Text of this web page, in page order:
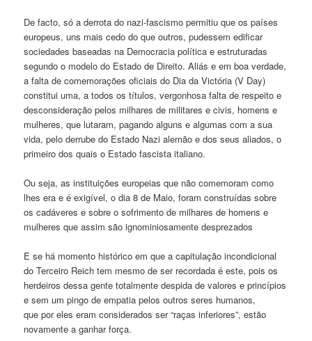
De facto, só a derrota do nazi-fascismo permitiu que os países
europeus, uns mais cedo do que outros, pudessem edificar
sociedades baseadas na Democracia política e estruturadas
segundo o modelo do Estado de Direito. Aliás e em boa verdade,
a falta de comemorações oficiais do Dia da Victória (V Day)
constitui uma, a todos os títulos, vergonhosa falta de respeito e
desconsideração pelos milhares de militares e civis, homens e
mulheres, que lutaram, pagando alguns e algumas com a sua
vida, pelo derrube do Estado Nazi alemão e dos seus aliados, o
primeiro dos quais o Estado fascista italiano.
Ou seja, as instituições europeias que não comemoram como
lhes era e é exigível, o dia 8 de Maio, foram construídas sobre
os cadáveres e sobre o sofrimento de milhares de homens e
mulheres que assim são ignominiosamente desprezados
E se há momento histórico em que a capitulação incondicional
do Terceiro Reich tem mesmo de ser recordada é este, pois os
herdeiros dessa gente totalmente despida de valores e princípios
e sem um pingo de empatia pelos outros seres humanos,
que por eles eram considerados ser “raças inferiores”, estão
novamente a ganhar força.